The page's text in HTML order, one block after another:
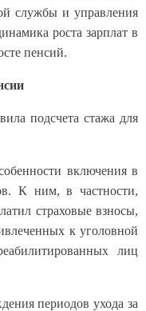
службы и управления
роста зарплат в
пенсий.
подсчета стажа для
включения в
К ним, в частности,
страховые взносы,
к уголовной
лиц
периодов ухода за